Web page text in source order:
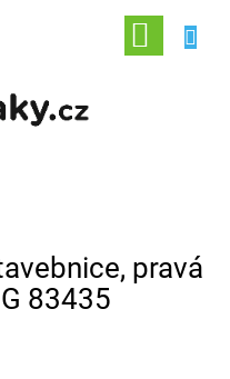
NÁKUPNÍ
KOŠÍK
pravá
83435